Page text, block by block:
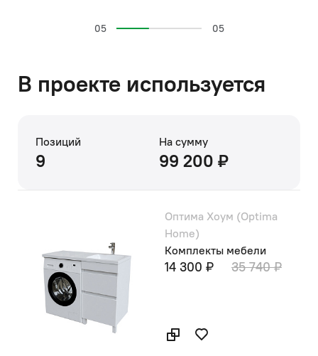
05 05
В проекте используется
Позиций
9
На сумму
99 200 ₽
Оптима Хоум (Optima
Home)
Комплекты мебели
14 300 ₽ 35 740 ₽